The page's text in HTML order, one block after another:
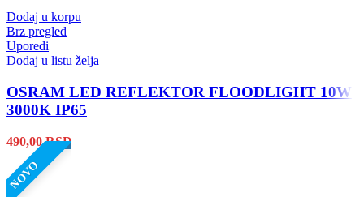
Dodaj u korpu
Brz pregled
Uporedi
Dodaj u listu želja
OSRAM LED REFLEKTOR FLOODLIGHT 10W
3000K IP65
490,00RSD
NOVO